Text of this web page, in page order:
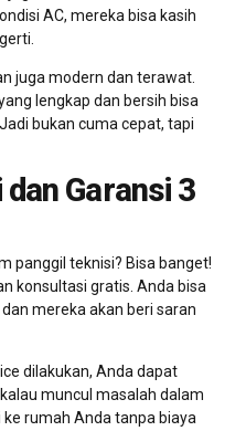
AC, mereka bisa kasih
juga modern dan terawat.
lengkap dan bersih bisa
bukan cuma cepat, tapi
Garansi 3
panggil teknisi? Bisa banget!
konsultasi gratis. Anda bisa
mereka akan beri saran
dilakukan, Anda dapat
muncul masalah dalam
rumah Anda tanpa biaya